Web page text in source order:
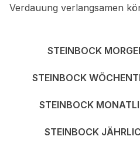
Verdauung verlangsamen
STEINBOCK
STEINBOCK
STEINBOCK
STEINBOCK